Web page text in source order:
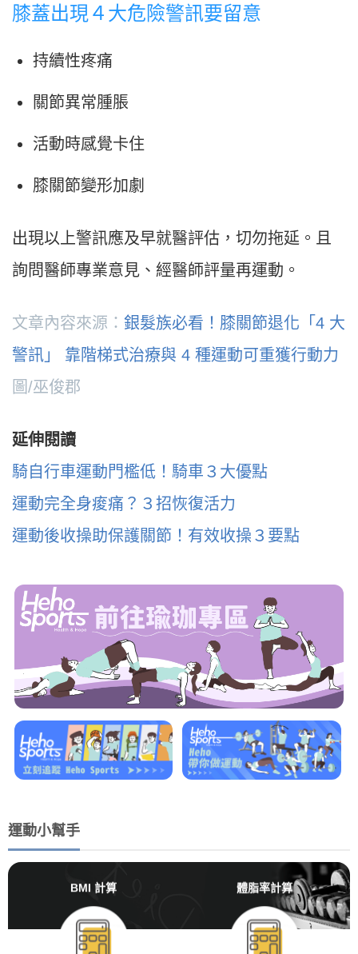
膝蓋出現４大危險警訊要留意
持續性疼痛
關節異常腫脹
活動時感覺卡住
膝關節變形加劇
出現以上警訊應及早就醫評估，切勿拖延。且
詢問醫師專業意見、經醫師評量再運動。
文章內容來源： 銀髮族必看！膝關節退化「4 大
警訊」 靠階梯式治療與 4 種運動可重獲行動力
圖/巫俊郡
延伸閱讀
騎自行車運動門檻低！騎車３大優點
運動完全身痠痛？３招恢復活力
運動後收操助保護關節！有效收操３要點
運動小幫手
BMI 計算 體脂率計算